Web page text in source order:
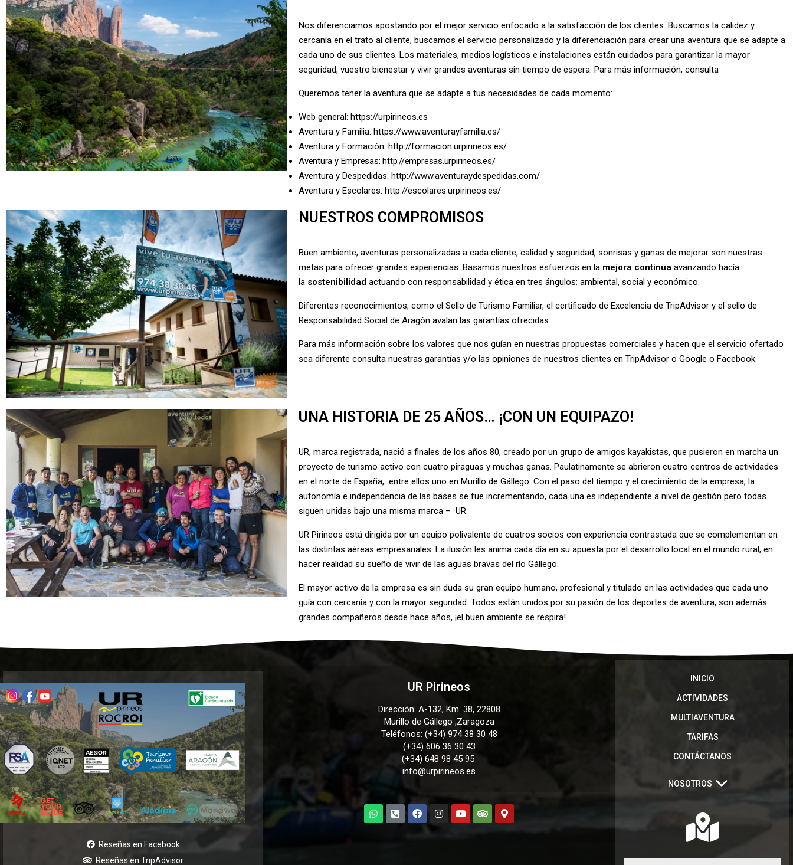
Nos diferenciamos apostando por el mejor servicio enfocado a la satisfacción de los clientes. Buscamos la calidez y
cercanía en el trato al cliente, buscamos el servicio personalizado y la diferenciación para crear una aventura que se adapte a
cada uno de sus clientes. Los materiales, medios logísticos einstalaciones están cuidados para garantizar la mayor
seguridad, vuestro bienestar y vivir grandes aventuras sin tiempo de espera. Para más información, consulta
Queremos tener la aventura que se adapte a tus necesidades de cada momento:
Web general: https://urpirineos.es
Aventura y Familia: https://www.aventurayfamilia.es/
Aventura y Formación: http://formacion.urpirineos.es/
Aventura y Empresas: http://empresas.urpirineos.es/
Aventura y Despedidas: http://www.aventuraydespedidas.com/
Aventura y Escolares: http://escolares.urpirineos.es/
NUESTROS COMPROMISOS
Buen ambiente, aventuras personalizadas a cada cliente, calidad y seguridad, sonrisas y ganas de mejorar son nuestras
metas para ofrecer grandes experiencias. Basamos nuestros esfuerzos en la mejora continua avanzando hacía
la sostenibilidadactuando con responsabilidad y ética en tres ángulos: ambiental, social y económico.
Diferentes reconocimientos, como el Sello de Turismo Familiar, el certificado de Excelencia de TripAdvisor y el sello de
Responsabilidad Social de Aragón avalan las garantías ofrecidas.
Para más información sobre los valores que nos guían en nuestras propuestas comerciales y hacen que el servicio ofertado
sea diferente consultanuestras garantías y/o las opiniones de nuestros clientes enTripAdvisor oGoogle o Facebook.
UNA HISTORIA DE 25 AÑOS… ¡CON UN EQUIPAZO!
UR, marca registrada, nació a finales de los años 80, creado por un grupo de amigos kayakistas, que pusieron en marcha un
proyecto de turismo activo con cuatro piraguas y muchas ganas. Paulatinamente se abrieron cuatro centros de actividades
en el norte de España, entre ellos uno en Murillo de Gállego. Con el paso del tiempo y el crecimiento de la empresa, la
autonomía e independencia de las bases se fue incrementando, cada una es independiente a nivel de gestión pero todas
siguen unidas bajouna misma marca – UR.
UR Pirineos está dirigida por un equipo polivalente de cuatros socios con experiencia contrastada que se complementan en
las distintas aéreas empresariales. La ilusión les anima cada día en su apuesta por el desarrollo local en el mundo rural, en
hacer realidad su sueño de vivir de las aguas bravas del río Gállego.
El mayor activo de la empresa es sin duda su granequipo humano, profesional y titulado en las actividades que cada uno
guía con cercanía y con la mayor seguridad. Todos están unidos por su pasión de los deportes de aventura, son además
grandes compañeros desde hace años, ¡el buen ambiente se respira!
Reseñas en Facebook
Reseñas en TripAdvisor
UR Pirineos
Dirección: A-132, Km. 38, 22808
Murillo de Gállego ,Zaragoza
Teléfonos: (+34) 974 38 30 48
(+34) 606 36 30 43
(+34) 648 98 45 95
info@urpirineos.es
INICIO
ACTIVIDADES
MULTIAVENTURA
TARIFAS
CONTÁCTANOS
NOSOTROS